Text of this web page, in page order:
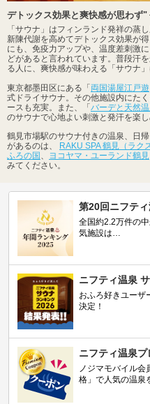
デトックス効果と爽快感が思わず"
「サウナ」はフィンランド発祥の蒸
新陳代謝を高めてデトックス効果が
にも、免疫力アップや、温度差刺激
どがあると言われています。普段汗
る人に、爽快感が味わえる「サウナ」
東京都墨田区にある「 両国湯屋江戸遊
式ドライサウナ。その他施設内にた
ースも充実。また、「 バーデと天然
のサウナで心地よい刺激と発汗を楽し
鶴見市場駅のサウナ付きの温泉、日
があるのは、
RAKU SPA 鶴見（ラク
ふろの国 、 ヨコヤマ・ユーランド鶴見
みてください。
第20回ニフテ
全国約2.2万件の
気施設は…
ニフティ温泉
おふろ好きユーザ
決定！
ニフティ温泉
ノジマモバイル
格」で人気の温泉